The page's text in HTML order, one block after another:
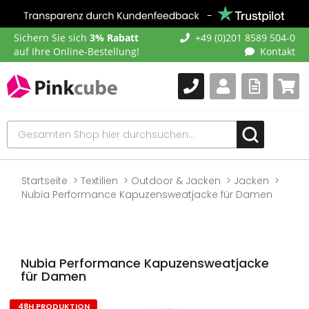
Sichern Sie sich 3% Rabatt
auf Ihre Online-Bestellung!
+49 (0)201 8589 504-0
Kontakt
Startseite Textilien Outdoor & Jacken
Jacken
Nubia Performance Kapuzensweatjacke für Damen
Nubia Performance Kapuzensweatjacke
für Damen
48H PRODUKTION